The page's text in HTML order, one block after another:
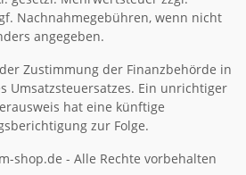
Nachnahmegebühren, wenn nicht
angegeben.
Zustimmung der Finanzbehörde in
Umsatzsteuersatzes. Ein unrichtiger
hat eine künftige
zur Folge.
shop.de - Alle Rechte vorbehalten